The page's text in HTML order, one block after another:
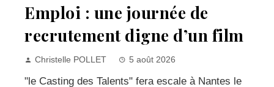
Emploi : une journée de
recrutement digne d’un film
Christelle POLLET 5 août 2026
"le Casting des Talents" fera escale à Nantes le